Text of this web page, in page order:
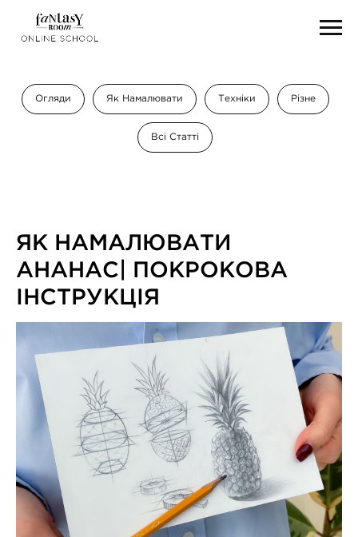
Огляди Як Намалювати Техніки Різне
Всі Статті
ЯК НАМАЛЮВАТИ
АНАНАС| ПОКРОКОВА
ІНСТРУКЦІЯ